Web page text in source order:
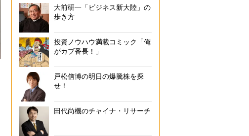
大前研一「ビジネス新大陸」の
歩き方
投資ノウハウ満載コミック「俺
がカブ番長！」
戸松信博の明日の爆騰株を探
せ！
田代尚機のチャイナ・リサーチ